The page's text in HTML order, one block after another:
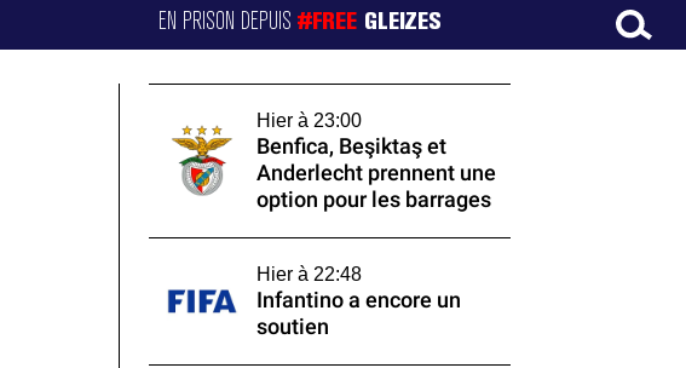
EN PRISON DEPUIS#FREE GLEIZES
Hier à 23:00
Benfica, Beşiktaş et
Anderlecht prennent une
option pour les barrages
Hier à 22:48
Infantino a encore un
soutien